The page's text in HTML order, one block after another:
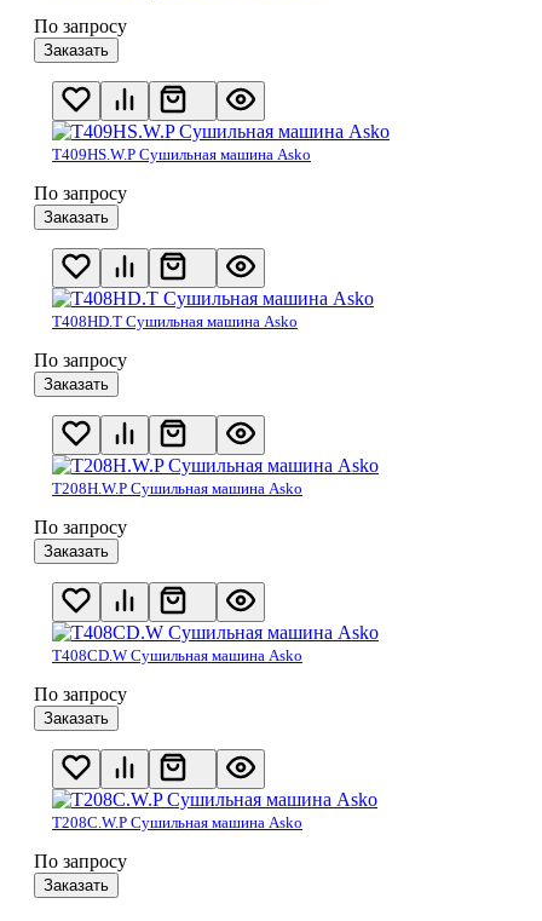
По запросу
Заказать
T409HS.W.P Сушильная машина Asko
По запросу
Заказать
T408HD.T Сушильная машина Asko
По запросу
Заказать
T208H.W.P Сушильная машина Asko
По запросу
Заказать
T408CD.W Сушильная машина Asko
По запросу
Заказать
T208C.W.P Сушильная машина Asko
По запросу
Заказать